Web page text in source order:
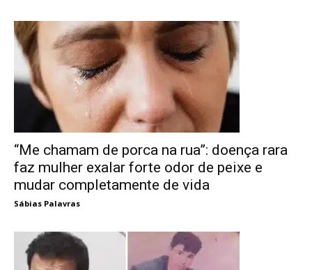
“Me chamam de porca na rua”: doença rara
faz mulher exalar forte odor de peixe e
mudar completamente de vida
Sábias Palavras